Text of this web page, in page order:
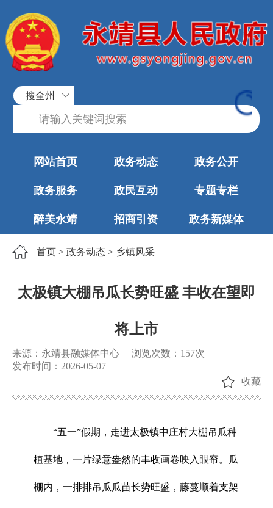
搜全州
网站首页 政务动态 政务公开
政务服务 政民互动 专题专栏
醉美永靖 招商引资 政务新媒体
首页 > 政务动态 > 乡镇风采
太极镇大棚吊瓜长势旺盛 丰收在望即
将上市
来源：永靖县融媒体中心 浏览次数： 157次
发布时间：2026-05-07
收藏
“五一”假期，走进太极镇中庄村大棚吊瓜种
植基地，一片绿意盎然的丰收画卷映入眼帘。瓜
棚内，一排排吊瓜瓜苗长势旺盛，藤蔓顺着支架